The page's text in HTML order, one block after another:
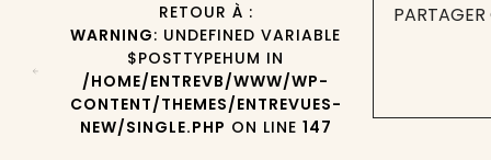
RETOUR À :
WARNING: UNDEFINED VARIABLE
$POSTTYPEHUM IN
/HOME/ENTREVB/WWW/WP-
CONTENT/THEMES/ENTREVUES-
NEW/SINGLE.PHP ON LINE 147